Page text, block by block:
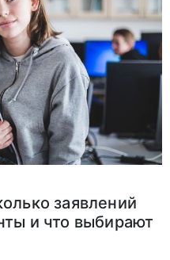
заявлений
и что выбирают